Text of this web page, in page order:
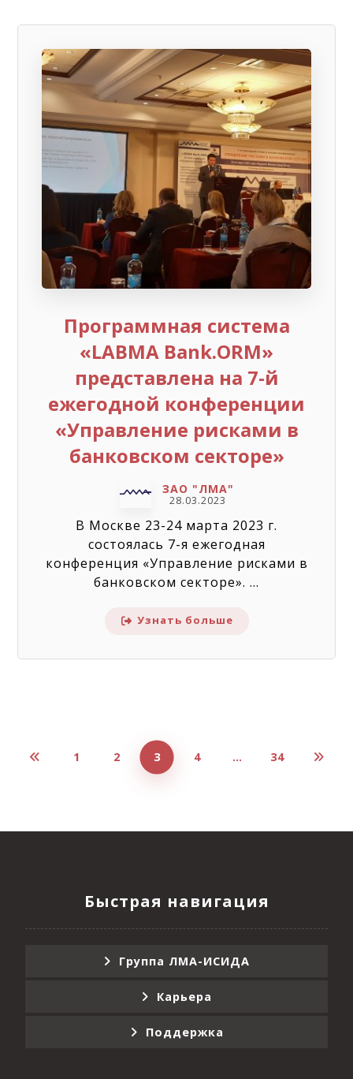
Программная система
«LABMA Bank.ORM»
представлена на 7-й
ежегодной конференции
«Управление рисками в
банковском секторе»
ЗАО "ЛМА"
28.03.2023
В Москве 23-24 марта 2023 г.
состоялась 7-я ежегодная
конференция «Управление рисками в
банковском секторе». ...
Узнать больше
1 2 3 4 … 34
Быстрая навигация
Группа ЛМА-ИСИДА
Карьера
Поддержка